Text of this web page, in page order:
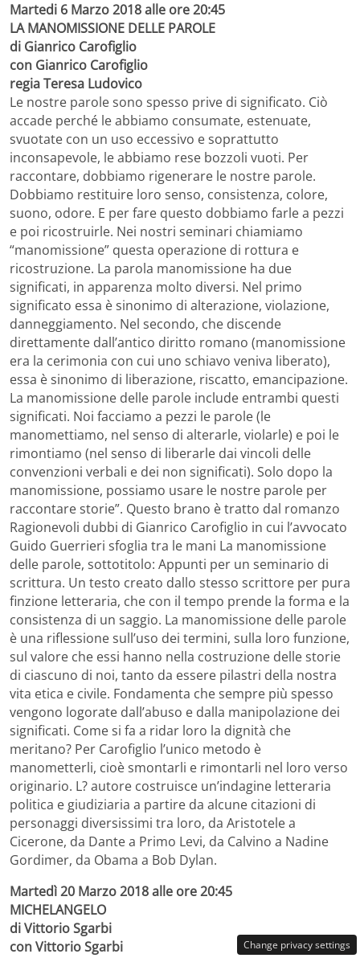
Martedi 6 Marzo 2018 alle ore 20:45
LA MANOMISSIONE DELLE PAROLE
di Gianrico Carofiglio
con Gianrico Carofiglio
regia Teresa Ludovico
Le nostre parole sono spesso prive di significato. Ciò
accade perché le abbiamo consumate, estenuate,
svuotate con un uso eccessivo e soprattutto
inconsapevole, le abbiamo rese bozzoli vuoti. Per
raccontare, dobbiamo rigenerare le nostre parole.
Dobbiamo restituire loro senso, consistenza, colore,
suono, odore. E per fare questo dobbiamo farle a pezzi
e poi ricostruirle. Nei nostri seminari chiamiamo
“manomissione” questa operazione di rottura e
ricostruzione. La parola manomissione ha due
significati, in apparenza molto diversi. Nel primo
significato essa è sinonimo di alterazione, violazione,
danneggiamento. Nel secondo, che discende
direttamente dall’antico diritto romano (manomissione
era la cerimonia con cui uno schiavo veniva liberato),
essa è sinonimo di liberazione, riscatto, emancipazione.
La manomissione delle parole include entrambi questi
significati. Noi facciamo a pezzi le parole (le
manomettiamo, nel senso di alterarle, violarle) e poi le
rimontiamo (nel senso di liberarle dai vincoli delle
convenzioni verbali e dei non significati). Solo dopo la
manomissione, possiamo usare le nostre parole per
raccontare storie”. Questo brano è tratto dal romanzo
Ragionevoli dubbi di Gianrico Carofiglio in cui l’avvocato
Guido Guerrieri sfoglia tra le mani La manomissione
delle parole, sottotitolo: Appunti per un seminario di
scrittura. Un testo creato dallo stesso scrittore per pura
finzione letteraria, che con il tempo prende la forma e la
consistenza di un saggio. La manomissione delle parole
è una riflessione sull’uso dei termini, sulla loro funzione,
sul valore che essi hanno nella costruzione delle storie
di ciascuno di noi, tanto da essere pilastri della nostra
vita etica e civile. Fondamenta che sempre più spesso
vengono logorate dall’abuso e dalla manipolazione dei
significati. Come si fa a ridar loro la dignità che
meritano? Per Carofiglio l’unico metodo è
manometterli, cioè smontarli e rimontarli nel loro verso
originario. L? autore costruisce un’indagine letteraria
politica e giudiziaria a partire da alcune citazioni di
personaggi diversissimi tra loro, da Aristotele a
Cicerone, da Dante a Primo Levi, da Calvino a Nadine
Gordimer, da Obama a Bob Dylan.
Martedì 20 Marzo 2018 alle ore 20:45
MICHELANGELO
di Vittorio Sgarbi
con Vittorio Sgarbi
Change privacy settings